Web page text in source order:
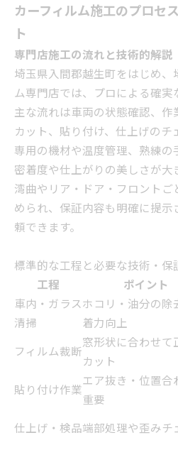
カーフィルム施工のプロセ
ト
専門店施工の流れと技術的解説
埼玉県入間郡越生町をはじめ
ム専門店では、プロによる確実
主な流れは車両の状態確認、
カット、貼り付け、仕上げの
専用の機材や温度管理、熟練
密着度や仕上がりの美しさが大
湾曲やリア・ドア・フロント
められ、保証内容も明確に提
頼できます。
標準的な工程と必要な技術・保
工程
ポイント
車内・ガラス
清掃
ホコリ・油分の除
着力向上
フィルム裁断窓形状に合わせて
カット
貼り付け作業エア抜き・位置合
重要
仕上げ・検品端部処理や歪みチ